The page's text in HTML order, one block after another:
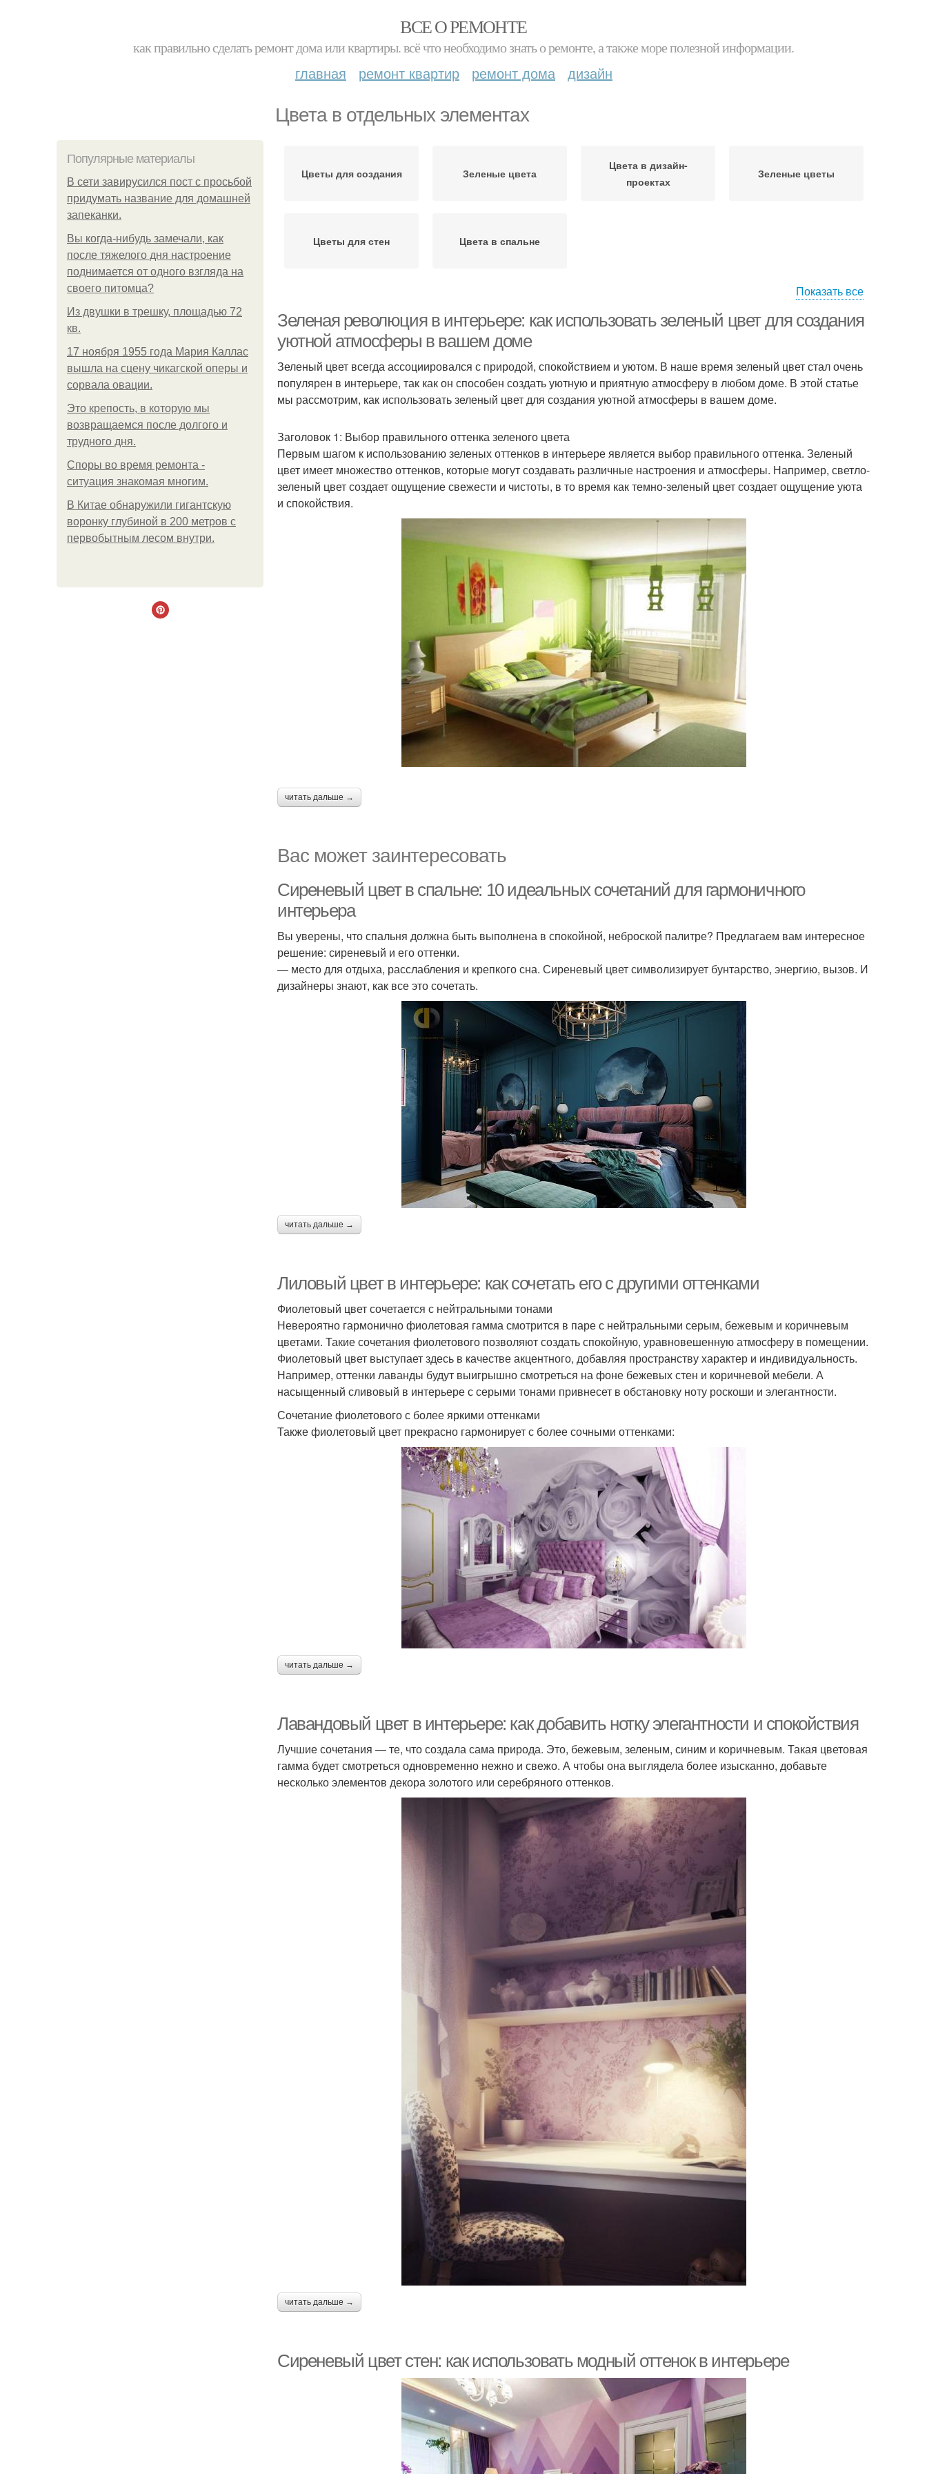
ВСЕ О РЕМОНТЕ
как правильно сделать ремонт дома или квартиры. всё что необходимо знать о ремонте, а также море полезной информации.
главная ремонт квартир ремонт дома дизайн
Цвета в отдельных элементах
Популярные материалы
В сети завирусился пост с просьбой
придумать название для домашней
запеканки.
Вы когда-нибудь замечали, как
после тяжелого дня настроение
поднимается от одного взгляда на
своего питомца?
Из двушки в трешку, площадью 72
кв.
17 ноября 1955 года Мария Каллас
вышла на сцену чикагской оперы и
сорвала овации.
Это крепость, в которую мы
возвращаемся после долгого и
трудного дня.
Споры во время ремонта -
ситуация знакомая многим.
В Китaе обнаружили гигaнтскую
воронку глубиной в 200 метров с
первобытным лесом внутри.
Цветы для создания Зеленые цвета
Цвета в дизайн-
проектах
Зеленые цветы
Цветы для стен Цвета в спальне
Показать все
Зеленая революция в интерьере: как использовать зеленый цвет для создания
уютной атмосферы в вашем доме
Зеленый цвет всегда ассоциировался с природой, спокойствием и уютом. В наше время зеленый цвет стал очень
популярен в интерьере, так как он способен создать уютную и приятную атмосферу в любом доме. В этой статье
мы рассмотрим, как использовать зеленый цвет для создания уютной атмосферы в вашем доме.
Заголовок 1: Выбор правильного оттенка зеленого цвета
Первым шагом к использованию зеленых оттенков в интерьере является выбор правильного оттенка. Зеленый
цвет имеет множество оттенков, которые могут создавать различные настроения и атмосферы. Например, светло-
зеленый цвет создает ощущение свежести и чистоты, в то время как темно-зеленый цвет создает ощущение уюта
и спокойствия.
читать дальше →
Вас может заинтересовать
Сиреневый цвет в спальне: 10 идеальных сочетаний для гармоничного
интерьера
Вы уверены, что спальня должна быть выполнена в спокойной, неброской палитре? Предлагаем вам интересное
решение: сиреневый и его оттенки.
— место для отдыха, расслабления и крепкого сна. Сиреневый цвет символизирует бунтарство, энергию, вызов. И
дизайнеры знают, как все это сочетать.
читать дальше →
Лиловый цвет в интерьере: как сочетать его с другими оттенками
Фиолетовый цвет сочетается с нейтральными тонами
Невероятно гармонично фиолетовая гамма смотрится в паре с нейтральными серым, бежевым и коричневым
цветами. Такие сочетания фиолетового позволяют создать спокойную, уравновешенную атмосферу в помещении.
Фиолетовый цвет выступает здесь в качестве акцентного, добавляя пространству характер и индивидуальность.
Например, оттенки лаванды будут выигрышно смотреться на фоне бежевых стен и коричневой мебели. А
насыщенный сливовый в интерьере с серыми тонами привнесет в обстановку ноту роскоши и элегантности.
Сочетание фиолетового с более яркими оттенками
Также фиолетовый цвет прекрасно гармонирует с более сочными оттенками:
читать дальше →
Лавандовый цвет в интерьере: как добавить нотку элегантности и спокойствия
Лучшие сочетания — те, что создала сама природа. Это, бежевым, зеленым, синим и коричневым. Такая цветовая
гамма будет смотреться одновременно нежно и свежо. А чтобы она выглядела более изысканно, добавьте
несколько элементов декора золотого или серебряного оттенков.
читать дальше →
Сиреневый цвет стен: как использовать модный оттенок в интерьере